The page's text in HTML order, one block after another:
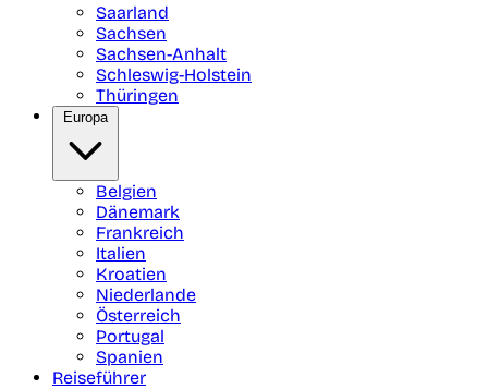
Saarland
Sachsen
Sachsen-Anhalt
Schleswig-Holstein
Thüringen
Europa
Belgien
Dänemark
Frankreich
Italien
Kroatien
Niederlande
Österreich
Portugal
Spanien
Reiseführer